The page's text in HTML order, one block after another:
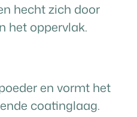
hecht zich door
het oppervlak.
en vormt het
coatinglaag.